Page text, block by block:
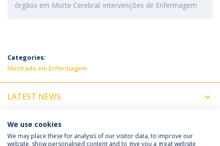
órgãos em Morte Cerebral: intervenções de Enfermagem
Categories:
Mestrado em Enfermagem
LATEST NEWS
UPCOMING EVENTS
We use cookies
We may place these for analysis of our visitor data, to improve our
website, show personalised content and to give you a great website